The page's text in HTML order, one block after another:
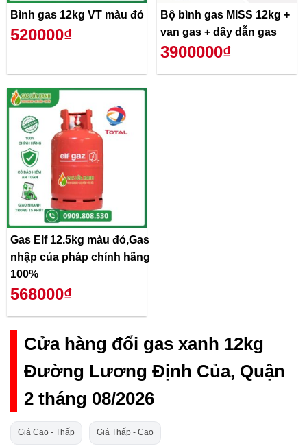
Bình gas 12kg VT màu đỏ
520000₫
Bộ bình gas MISS 12kg +
van gas + dây dẫn gas
3900000₫
Gas Elf 12.5kg màu đỏ,Gas
nhập của pháp chính hãng
100%
568000₫
Cửa hàng đổi gas xanh 12kg
Đường Lương Định Của, Quận
2 tháng 08/2026
Giá Cao - Thấp Giá Thấp - Cao